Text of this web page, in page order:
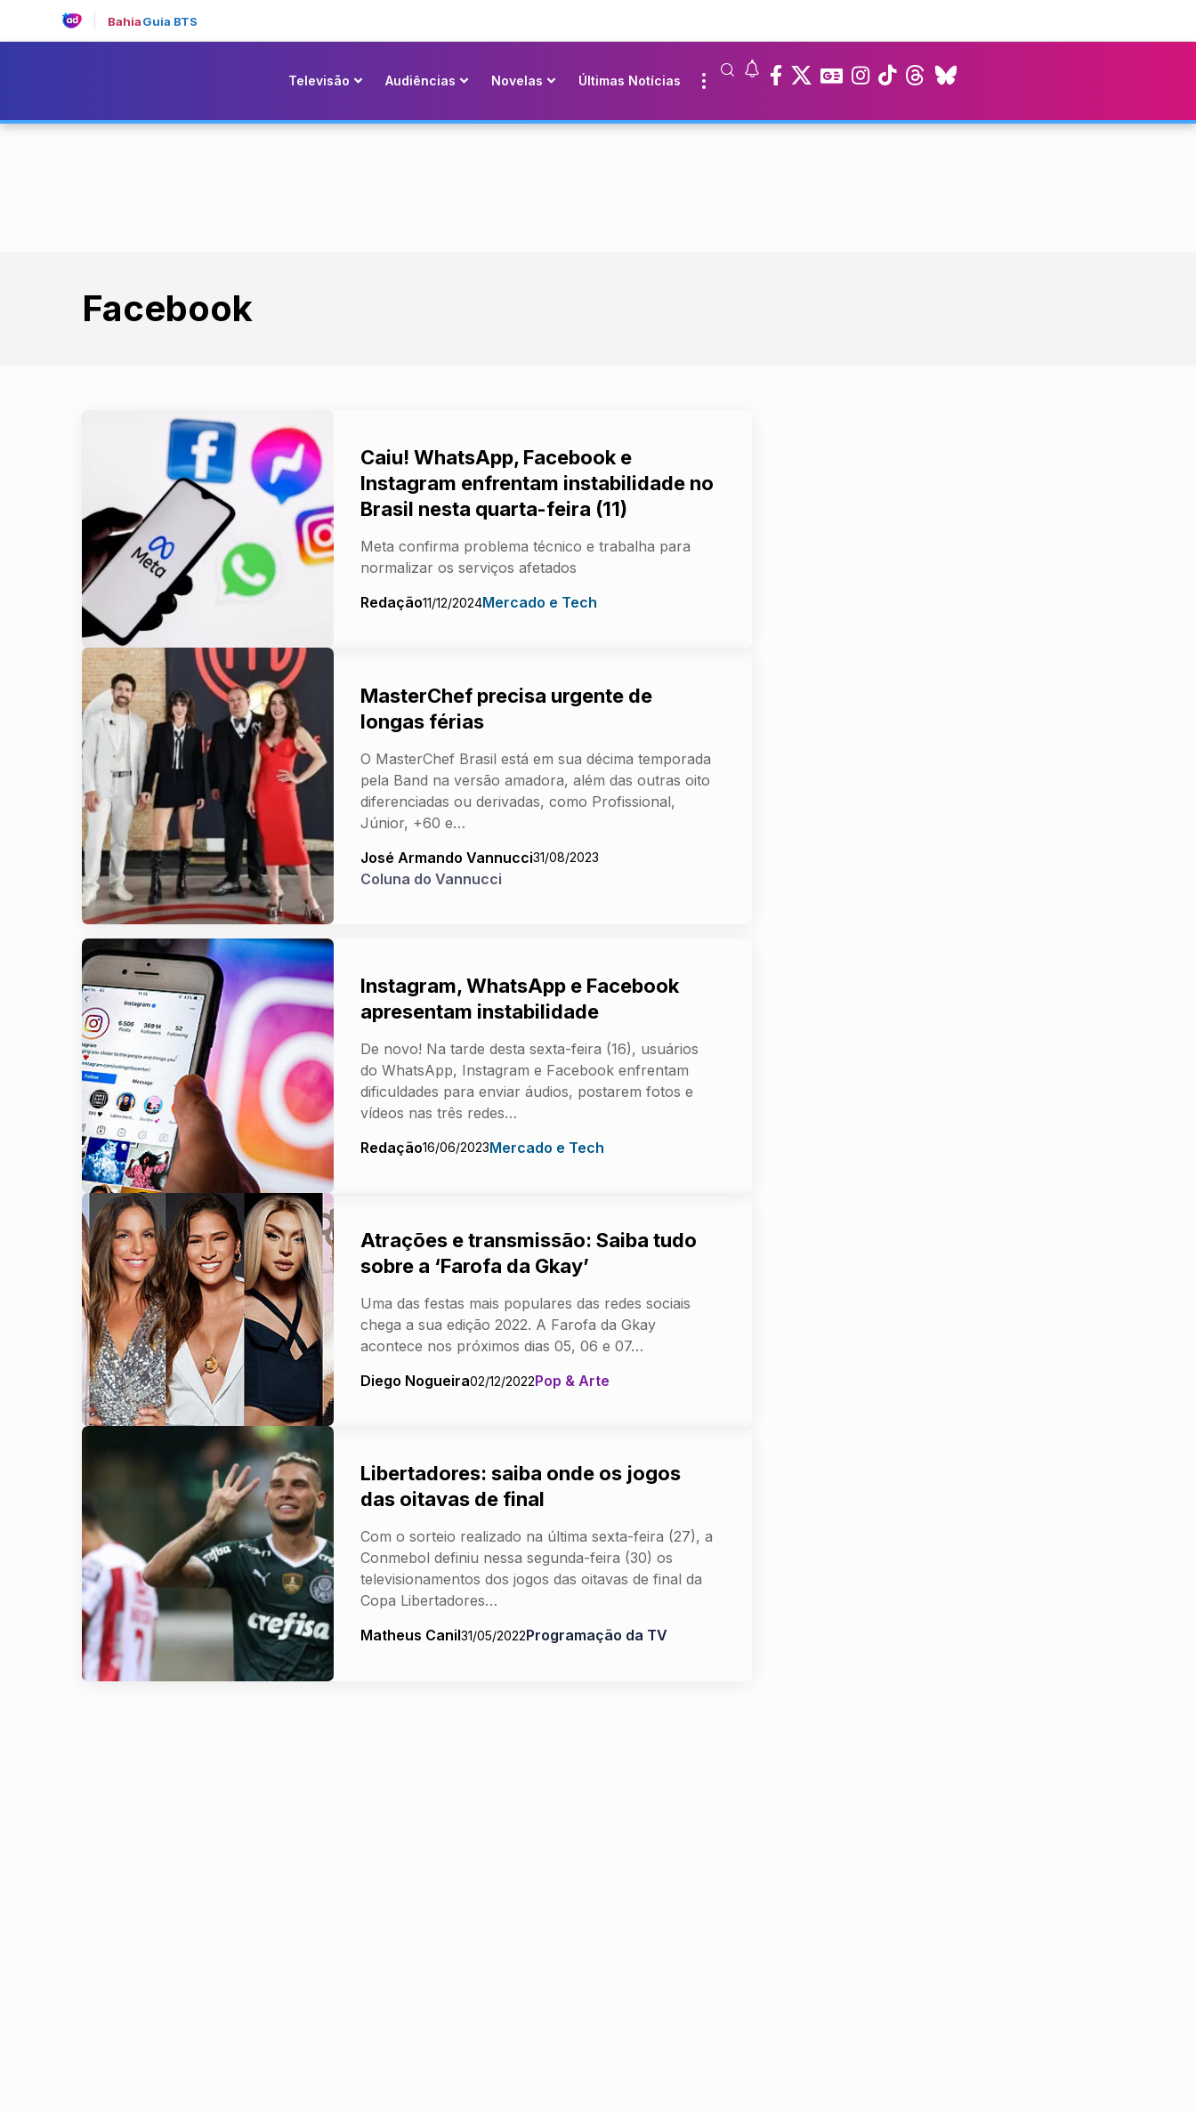
BahiaGuia BTS
Televisão Audiências Novelas Últimas Notícias
Facebook
Caiu! WhatsApp, Facebook e
Instagram enfrentam instabilidade no
Brasil nesta quarta-feira (11)
Meta confirma problema técnico e trabalha para
normalizar os serviços afetados
Redação11/12/2024Mercado e Tech
MasterChef precisa urgente de
longas férias
O MasterChef Brasil está em sua décima temporada
pela Band na versão amadora, além das outras oito
diferenciadas ou derivadas, como Profissional,
Júnior, +60 e…
José Armando Vannucci31/08/2023
Coluna do Vannucci
Instagram, WhatsApp e Facebook
apresentam instabilidade
De novo! Na tarde desta sexta-feira (16), usuários
do WhatsApp, Instagram e Facebook enfrentam
dificuldades para enviar áudios, postarem fotos e
vídeos nas três redes…
Redação16/06/2023Mercado e Tech
Atrações e transmissão: Saiba tudo
sobre a ‘Farofa da Gkay’
Uma das festas mais populares das redes sociais
chega a sua edição 2022. A Farofa da Gkay
acontece nos próximos dias 05, 06 e 07…
Diego Nogueira02/12/2022Pop & Arte
Libertadores: saiba onde os jogos
das oitavas de final
Com o sorteio realizado na última sexta-feira (27), a
Conmebol definiu nessa segunda-feira (30) os
televisionamentos dos jogos das oitavas de final da
Copa Libertadores…
Matheus Canil31/05/2022Programação da TV